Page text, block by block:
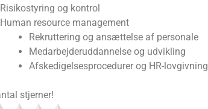
Risikostyring og kontrol
Human resource management
Rekruttering og ansættelse af personale
Medarbejderuddannelse og udvikling
Afskedigelsesprocedurer og HR-lovgivning
stjerner!